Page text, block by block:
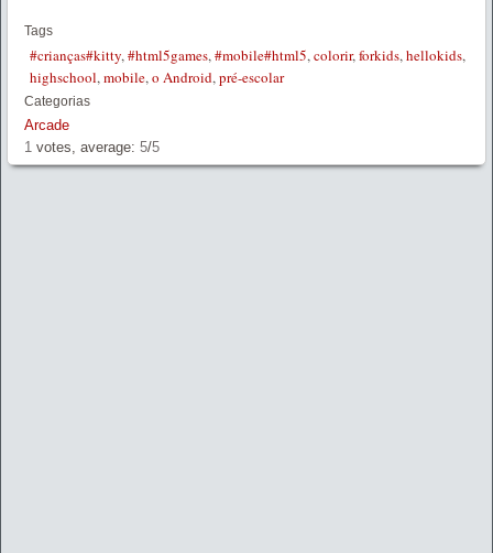
Tags
#crianças#kitty,#html5games,#mobile#html5,colorir,forkids,hellokids,
highschool,mobile,o Android,pré-escolar
Categorias
Arcade
1 votes, average: 5/5